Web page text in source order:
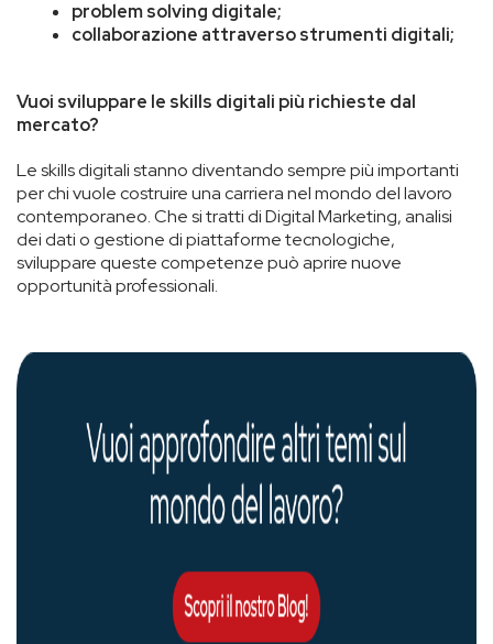
problem solving digitale;
collaborazione attraverso strumenti digitali;
Vuoi sviluppare le skills digitali più richieste dal
mercato?
Le skills digitali stanno diventando sempre più importanti
per chi vuole costruire una carriera nel mondo del lavoro
contemporaneo. Che si tratti di Digital Marketing, analisi
dei dati o gestione di piattaforme tecnologiche,
sviluppare queste competenze può aprire nuove
opportunità professionali.